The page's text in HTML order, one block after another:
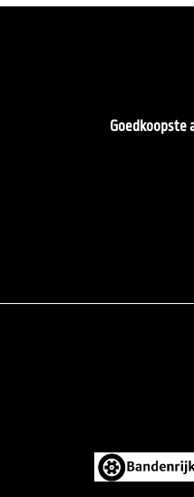
Goedkoopste